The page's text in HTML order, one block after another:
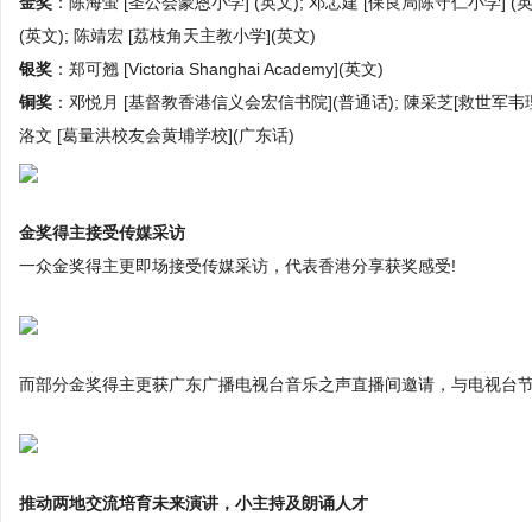
(英文); 陈靖宏 [荔枝角天主教小学](英文)
银奖 ：郑可翘 [Victoria Shanghai Academy](英文)
铜奖 ：邓悦月 [基督教香港信义会宏信书院](普通话); 陳采芝[救世军
洛文 [葛量洪校友会黄埔学校](广东话)
金奖得主接受传媒采访
一众金奖得主更即场接受传媒采访，代表香港分享获奖感受!
而部分金奖得主更获广东广播电视台音乐之声直播间邀请，与电视台
推动两地交流培育未来演讲，小主持及朗诵人才